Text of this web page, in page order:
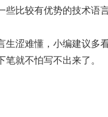
些比较有优势的技术语言
生涩难懂，小编建议多
笔就不怕写不出来了。